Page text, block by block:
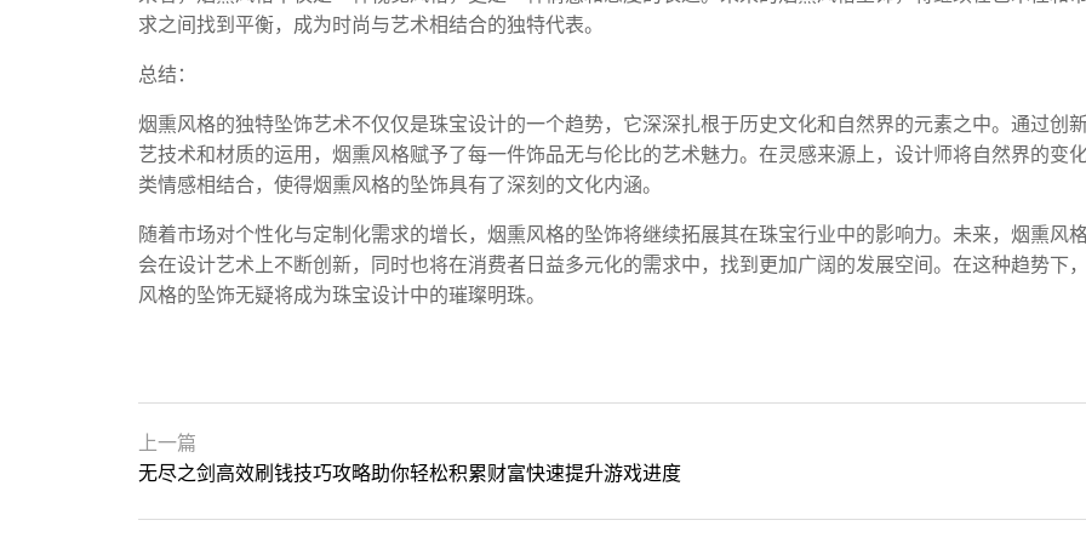
求之间找到平衡，成为时尚与艺术相结合的独特代表。
总结：
烟熏风格的独特坠饰艺术不仅仅是珠宝设计的一个趋势，它深深扎根于历史文化和自然界的元素之中。通过创
艺技术和材质的运用，烟熏风格赋予了每一件饰品无与伦比的艺术魅力。在灵感来源上，设计师将自然界的变
类情感相结合，使得烟熏风格的坠饰具有了深刻的文化内涵。
随着市场对个性化与定制化需求的增长，烟熏风格的坠饰将继续拓展其在珠宝行业中的影响力。未来，烟熏风
会在设计艺术上不断创新，同时也将在消费者日益多元化的需求中，找到更加广阔的发展空间。在这种趋势下
风格的坠饰无疑将成为珠宝设计中的璀璨明珠。
上一篇
无尽之剑高效刷钱技巧攻略助你轻松积累财富快速提升游戏进度